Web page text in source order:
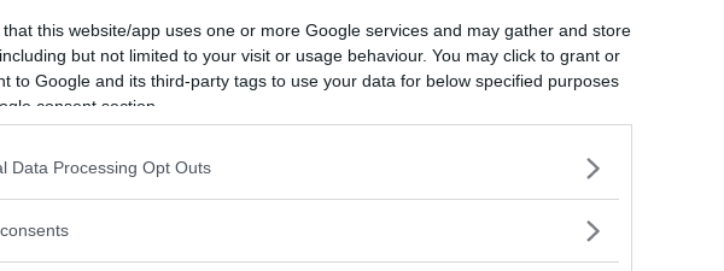
that this website/app uses one or more Google services and may gather and store
but not limited to your visit or usage behaviour. You may click to grant or
to Google and its third-party tags to use your data for below specified purposes
consent section.
Data Processing Opt Outs
Snitt rullningar per match
0.0
Snitt lagda brickor per match
Vill du bli
medlem?